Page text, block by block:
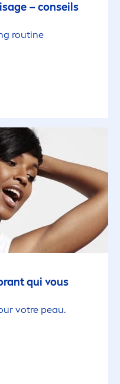
– conseils
routine
qui vous
votre peau.